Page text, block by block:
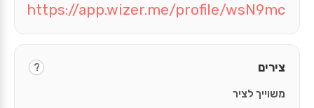
https://app.wizer.me/profile/wsN9mc
צירים ?
משוייך לציר